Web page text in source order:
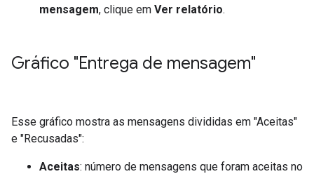
mensagem, clique em Ver relatório.
Gráfico "Entrega de mensagem"
Esse gráfico mostra as mensagens divididas em "Aceitas"
e "Recusadas":
Aceitas: número de mensagens que foram aceitas no